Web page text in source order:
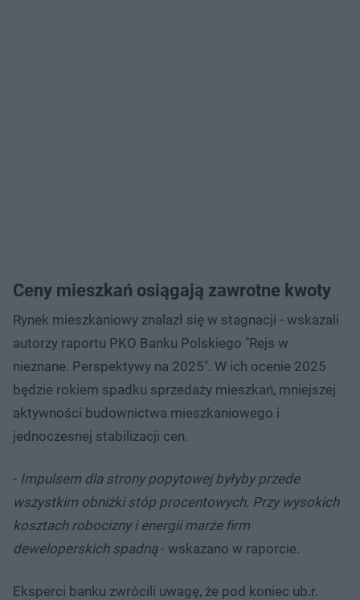
Ceny mieszkań osiągają zawrotne kwoty
Rynek mieszkaniowy znalazł się w stagnacji - wskazali
autorzy raportu PKO Banku Polskiego "Rejs w
nieznane. Perspektywy na 2025". W ich ocenie 2025
będzie rokiem spadku sprzedaży mieszkań, mniejszej
aktywności budownictwa mieszkaniowego i
jednoczesnej stabilizacji cen.
- Impulsem dla strony popytowej byłyby przede
wszystkim obniżki stóp procentowych. Przy wysokich
kosztach robocizny i energii marże firm
deweloperskich spadną- wskazano w raporcie.
Eksperci banku zwrócili uwagę, że pod koniec ub.r.